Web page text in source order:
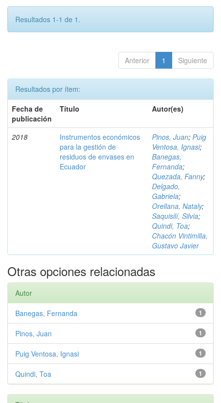
Resultados 1-1 de 1.
Anterior 1 Siguiente
Resultados por ítem:
Fecha de
publicación
Título Autor(es)
2018
Instrumentos económicos
para la gestión de
residuos de envases en
Ecuador
Pinos, Juan; Puig
Ventosa, Ignasi;
Banegas,
Fernanda;
Quezada, Fanny;
Delgado,
Gabriela;
Orellana, Nataly;
Saquisilí, Silvia;
Quindi, Toa;
Chacón Vintimilla,
Gustavo Javier
Otras opciones relacionadas
Autor
1
Banegas, Fernanda
1
Pinos, Juan
1
Puig Ventosa, Ignasi
1
Quindi, Toa